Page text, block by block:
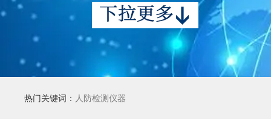
热门关键词： 人防检测仪器